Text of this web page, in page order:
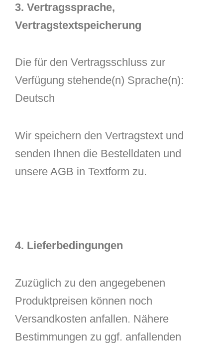
3. Vertragssprache,
Vertragstextspeicherung
Die für den Vertragsschluss zur
Verfügung stehende(n) Sprache(n):
Deutsch
Wir speichern den Vertragstext und
senden Ihnen die Bestelldaten und
unsere AGB in Textform zu.
4. Lieferbedingungen
Zuzüglich zu den angegebenen
Produktpreisen können noch
Versandkosten anfallen. Nähere
Bestimmungen zu ggf. anfallenden